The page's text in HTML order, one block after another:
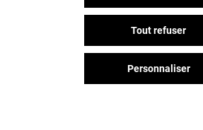
GRAND OPTICALTout refuser
Personnaliser